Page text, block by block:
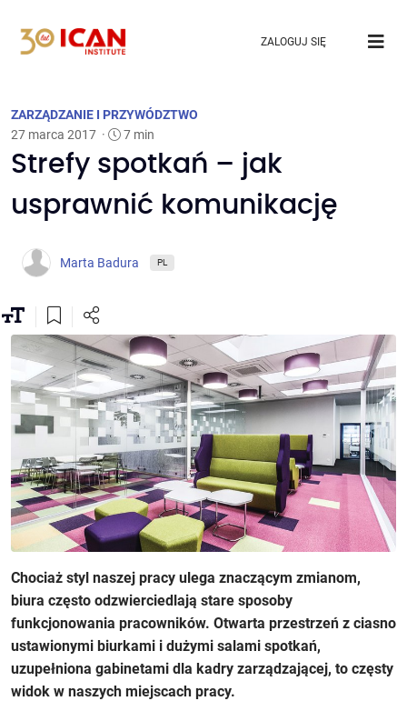
ZALOGUJ SIĘ
ZARZĄDZANIE I PRZYWÓDZTWO
27 marca 2017 · 7 min
Strefy spotkań – jak
usprawnić komunikację
Marta Badura PL
Chociaż styl naszej pracy ulega znaczącym zmianom,
biura często odzwierciedlają stare sposoby
funkcjonowania pracowników. Otwarta przestrzeń z ciasno
ustawionymi biurkami i dużymi salami spotkań,
uzupełniona gabinetami dla kadry zarządzającej, to częsty
widok w naszych miejscach pracy.